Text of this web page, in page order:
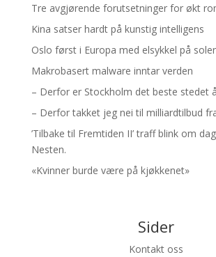
Tre avgjørende forutsetninger for økt
Kina satser hardt på kunstig intelligens
Oslo først i Europa med elsykkel på
Makrobasert malware inntar verden
– Derfor er Stockholm det beste stedet
– Derfor takket jeg nei til milliardtilbud
’Tilbake til Fremtiden II’ traff blink om
Nesten.
«Kvinner burde være på kjøkkenet»
Sider
Kontakt oss